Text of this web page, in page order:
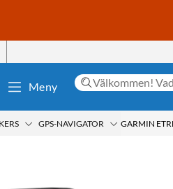
Meny
GPS-NAVIGATOR